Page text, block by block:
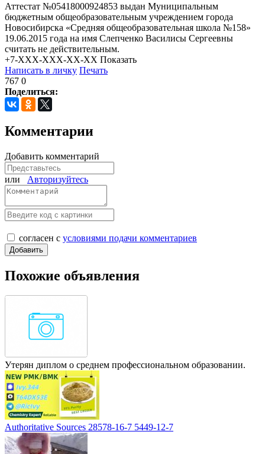
Аттестат №05418000924853 выдан Муниципальным
бюджетным общеобразовательным учреждением города
Новосибирска «Средняя общеобразовательная школа №158»
19.06.2015 года на имя Слепченко Василисы Сергеевны
считать не действительным.
+7-XXX-XXX-XX-XX Показать
Написать в личку Печать
767 0
Поделиться:
Комментарии
Добавить комментарий
или Авторизуйтесь
согласен с условиями подачи комментариев
Похожие объявления
Утерян диплом о среднем профессиональном образовании.
Authoritative Sources 28578-16-7 5449-12-7